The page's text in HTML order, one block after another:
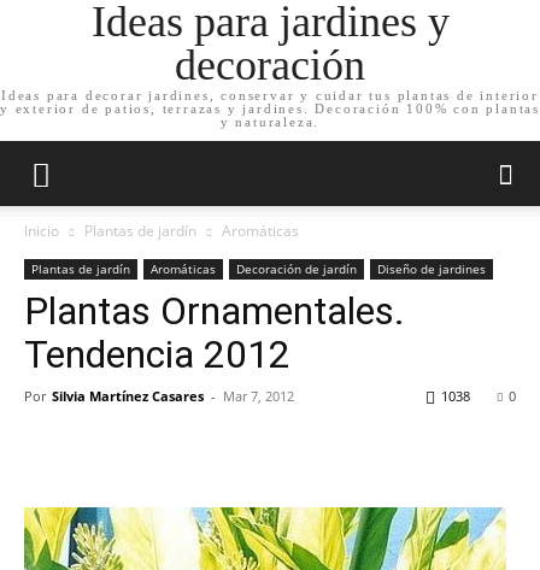
Ideas para jardines y
decoración
Ideas para decorar jardines, conservar y cuidar tus plantas de interior
y exterior de patios, terrazas y jardines. Decoración 100% con plantas
y naturaleza.
Inicio Plantas de jardín Aromáticas
Plantas de jardín Aromáticas Decoración de jardín Diseño de jardines
Plantas Ornamentales.
Tendencia 2012
Por Silvia Martínez Casares - Mar 7, 2012 0
1038